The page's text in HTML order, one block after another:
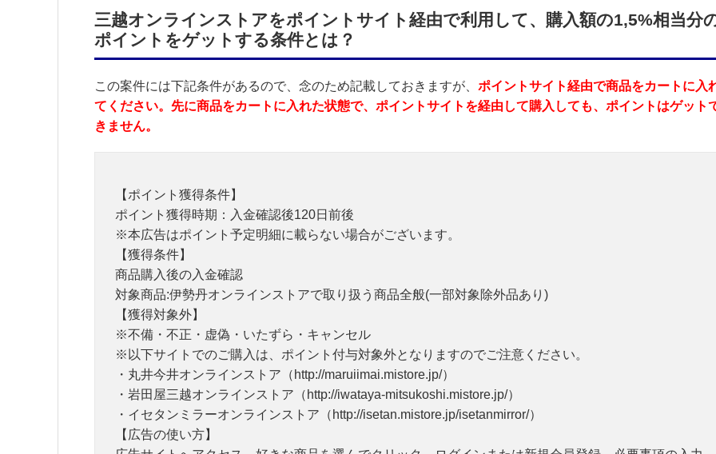
三越オンラインストアをポイントサイト経由で利用して、購入額の1,5%相当分
ポイントをゲットする条件とは？
この案件には下記条件があるので、念のため記載しておきますが、 ポイントサイト経由で商品をカートに入
てください。先に商品をカートに入れた状態で、ポイントサイトを経由して購入しても、ポイントはゲット
きません。
【ポイント獲得条件】
ポイント獲得時期：入金確認後120日前後
※本広告はポイント予定明細に載らない場合がございます。
【獲得条件】
商品購入後の入金確認
対象商品:伊勢丹オンラインストアで取り扱う商品全般(一部対象除外品あり)
【獲得対象外】
※不備・不正・虚偽・いたずら・キャンセル
※以下サイトでのご購入は、ポイント付与対象外となりますのでご注意ください。
・丸井今井オンラインストア（http://maruiimai.mistore.jp/）
・岩田屋三越オンラインストア（http://iwataya-mitsukoshi.mistore.jp/）
・イセタンミラーオンラインストア（http://isetan.mistore.jp/isetanmirror/）
【広告の使い方】